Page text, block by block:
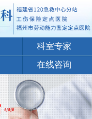
科室专家
在线咨询